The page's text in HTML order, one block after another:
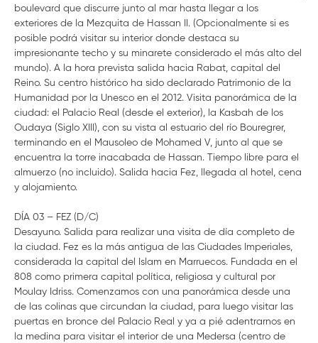
boulevard que discurre junto al mar hasta llegar a los
exteriores de la Mezquita de Hassan II. (Opcionalmente si es
posible podrá visitar su interior donde destaca su
impresionante techo y su minarete considerado el más alto del
mundo). A la hora prevista salida hacia Rabat, capital del
Reino. Su centro histórico ha sido declarado Patrimonio de la
Humanidad por la Unesco en el 2012. Visita panorámica de la
ciudad: el Palacio Real (desde el exterior), la Kasbah de los
Oudaya (Siglo XIII), con su vista al estuario del río Bouregrer,
terminando en el Mausoleo de Mohamed V, junto al que se
encuentra la torre inacabada de Hassan. Tiempo libre para el
almuerzo (no incluido). Salida hacia Fez, llegada al hotel, cena
y alojamiento.
DÍA 03 – FEZ (D/C)
Desayuno. Salida para realizar una visita de día completo de
la ciudad. Fez es la más antigua de las Ciudades Imperiales,
considerada la capital del Islam en Marruecos. Fundada en el
808 como primera capital política, religiosa y cultural por
Moulay Idriss. Comenzamos con una panorámica desde una
de las colinas que circundan la ciudad, para luego visitar las
puertas en bronce del Palacio Real y ya a pié adentrarnos en
la medina para visitar el interior de una Medersa (centro de